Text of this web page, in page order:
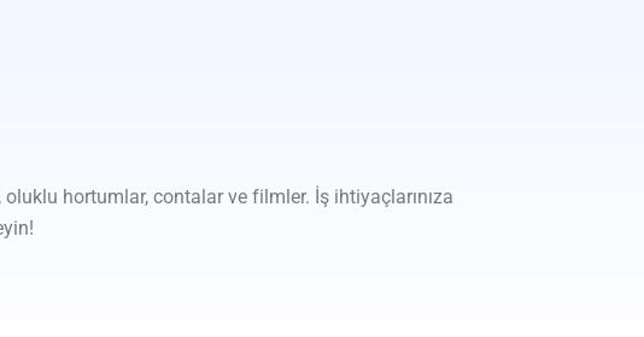
hortumlar, contalar ve filmler. İş ihtiyaçlarınıza